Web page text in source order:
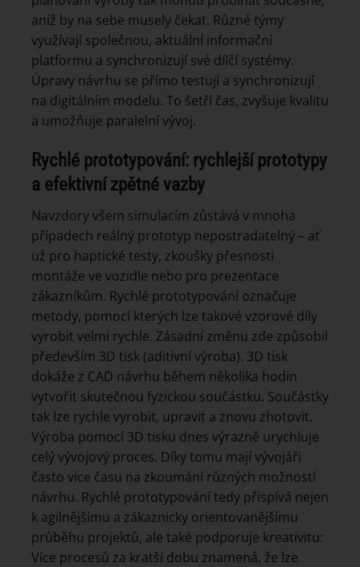
aniž by na sebe musely čekat. Různé týmy
využívají společnou, aktuální informační
platformu a synchronizují své dílčí systémy.
Úpravy návrhu se přímo testují a synchronizují
na digitálním modelu. To šetří čas, zvyšuje kvalitu
a umožňuje paralelní vývoj.
Rychlé prototypování: rychlejší prototypy
a efektivní zpětné vazby
Navzdory všem simulacím zůstává v mnoha
případech reálný prototyp nepostradatelný – ať
už pro haptické testy, zkoušky přesnosti
montáže ve vozidle nebo pro prezentace
zákazníkům. Rychlé prototypování označuje
metody, pomocí kterých lze takové vzorové díly
vyrobit velmi rychle. Zásadní změnu zde způsobil
především 3D tisk (aditivní výroba). 3D tisk
dokáže z CAD návrhu během několika hodin
vytvořit skutečnou fyzickou součástku. Součástky
tak lze rychle vyrobit, upravit a znovu zhotovit.
Výroba pomocí 3D tisku dnes výrazně urychluje
celý vývojový proces. Díky tomu mají vývojáři
často více času na zkoumání různých možností
návrhu. Rychlé prototypování tedy přispívá nejen
k agilnějšímu a zákaznicky orientovanějšímu
průběhu projektů, ale také podporuje kreativitu:
Více procesů za kratší dobu znamená, že lze